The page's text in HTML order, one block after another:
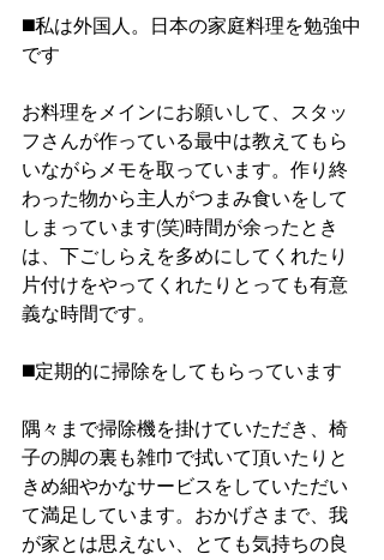
◼️私は外国人。日本の家庭料理を勉強中
です
お料理をメインにお願いして、スタッ
フさんが作っている最中は教えてもら
いながらメモを取っています。作り終
わった物から主人がつまみ食いをして
しまっています(笑)時間が余ったとき
は、下ごしらえを多めにしてくれたり
片付けをやってくれたりとっても有意
義な時間です。
◼️定期的に掃除をしてもらっています
隅々まで掃除機を掛けていただき、椅
子の脚の裏も雑巾で拭いて頂いたりと
きめ細やかなサービスをしていただい
て満足しています。おかげさまで、我
が家とは思えない、とても気持ちの良